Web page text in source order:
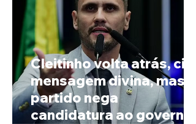
Cleitinho volta atrás, cita
mensagem divina, mas
partido nega
candidatura ao governo